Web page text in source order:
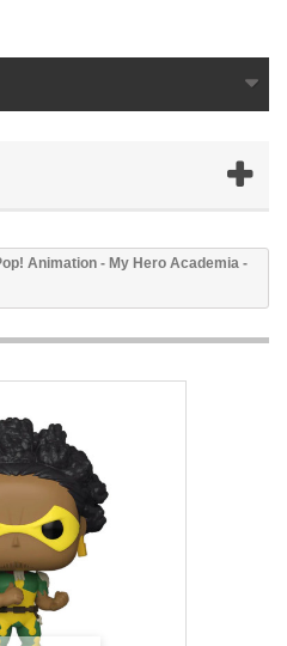
Animation - My Hero Academia -